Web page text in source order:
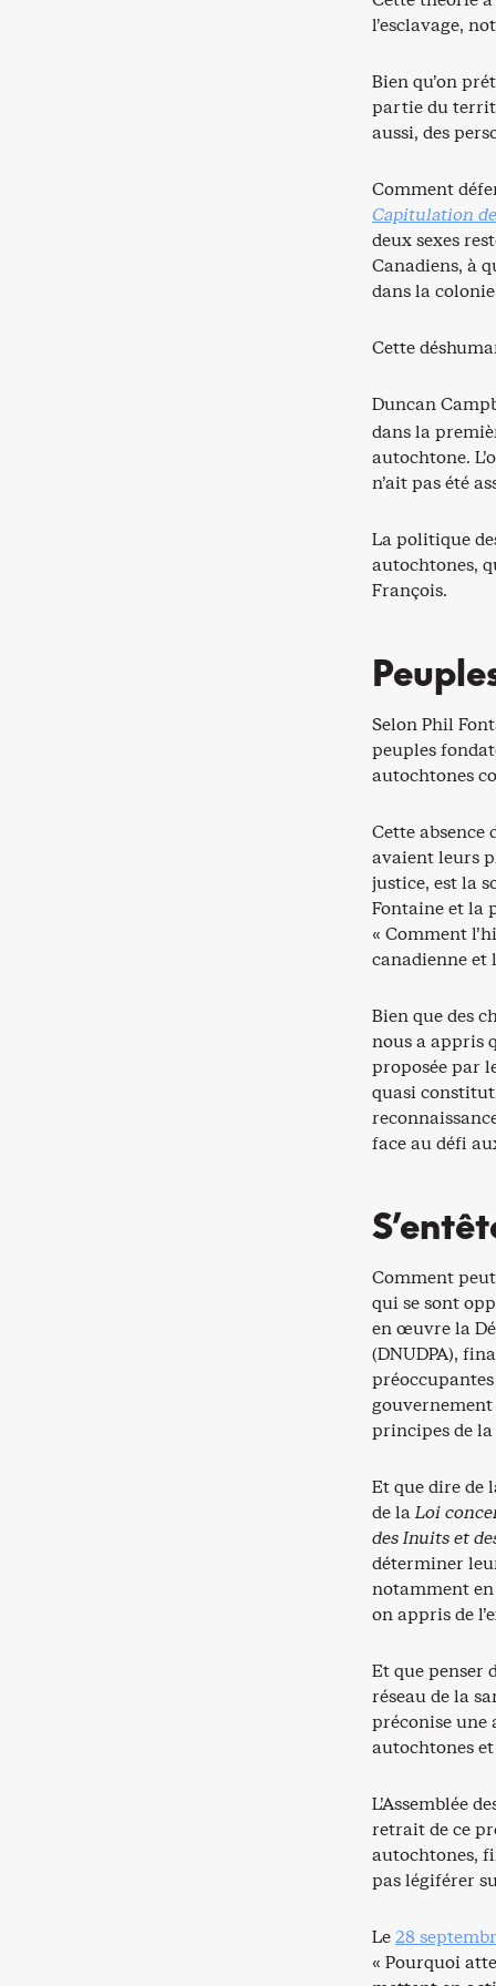
l’esclavage,
Bien qu’on
partie du
aussi, des
Comment
Capitulation
deux sexes
Canadiens, à
dans la
Cette
Duncan
dans la
autochtone.
n’ait pas été
La politique
autochtones,
François.
Selon Phil
peuples
autochtones
Cette absence
avaient leurs
justice, est la
Fontaine et la
« Comment
canadienne et
Bien que des
nous a appris
proposée par
quasi
face au défi
Comment
qui se sont
en œuvre la
(DNUDPA),
principes de la
Et que dire de
de laLoi
des Inuits et
déterminer
notamment en
on appris de
Et que penser
réseau de la
préconise une
autochtones
L’Assemblée
retrait de ce
autochtones,
pas légiférer
Le28
« Pourquoi